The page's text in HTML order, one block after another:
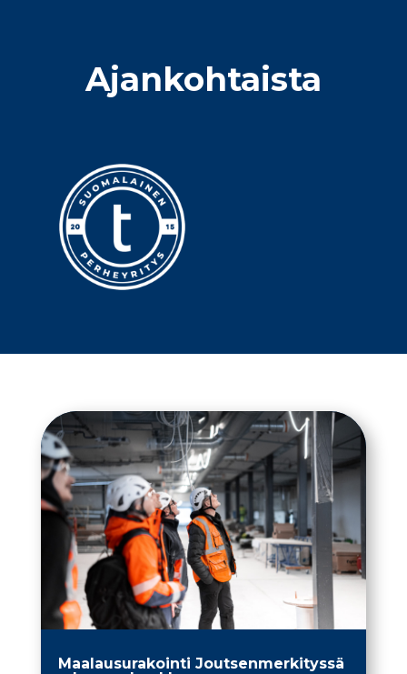
Ajankohtaista
Maalausurakointi Joutsenmerkityssä